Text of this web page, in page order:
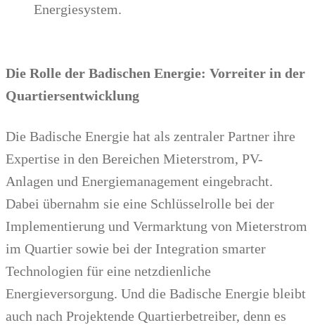
Energiesystem.
Die Rolle der Badischen Energie: Vorreiter in der
Quartiersentwicklung
Die Badische Energie hat als zentraler Partner ihre
Expertise in den Bereichen Mieterstrom, PV-
Anlagen und Energiemanagement eingebracht.
Dabei übernahm sie eine Schlüsselrolle bei der
Implementierung und Vermarktung von Mieterstrom
im Quartier sowie bei der Integration smarter
Technologien für eine netzdienliche
Energieversorgung. Und die Badische Energie bleibt
auch nach Projektende Quartierbetreiber, denn es